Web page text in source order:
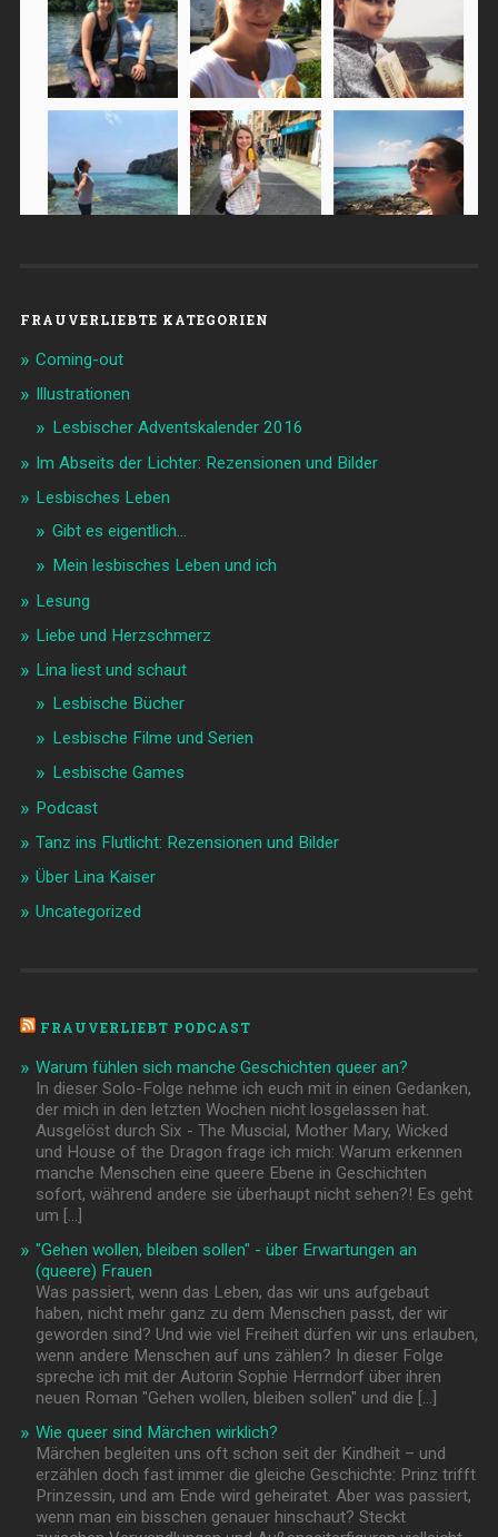
FRAUVERLIEBTE KATEGORIEN
Coming-out
Illustrationen
Lesbischer Adventskalender 2016
Im Abseits der Lichter: Rezensionen und Bilder
Lesbisches Leben
Gibt es eigentlich…
Mein lesbisches Leben und ich
Lesung
Liebe und Herzschmerz
Lina liest und schaut
Lesbische Bücher
Lesbische Filme und Serien
Lesbische Games
Podcast
Tanz ins Flutlicht: Rezensionen und Bilder
Über Lina Kaiser
Uncategorized
FRAUVERLIEBT PODCAST
Warum fühlen sich manche Geschichten queer an?
In dieser Solo-Folge nehme ich euch mit in einen Gedanken,
der mich in den letzten Wochen nicht losgelassen hat.
Ausgelöst durch Six - The Muscial, Mother Mary, Wicked
und House of the Dragon frage ich mich: Warum erkennen
manche Menschen eine queere Ebene in Geschichten
sofort, während andere sie überhaupt nicht sehen?! Es geht
um […]
"Gehen wollen, bleiben sollen" - über Erwartungen an
(queere) Frauen
Was passiert, wenn das Leben, das wir uns aufgebaut
haben, nicht mehr ganz zu dem Menschen passt, der wir
geworden sind? Und wie viel Freiheit dürfen wir uns erlauben,
wenn andere Menschen auf uns zählen? In dieser Folge
spreche ich mit der Autorin Sophie Herrndorf über ihren
neuen Roman "Gehen wollen, bleiben sollen" und die […]
Wie queer sind Märchen wirklich?
Märchen begleiten uns oft schon seit der Kindheit – und
erzählen doch fast immer die gleiche Geschichte: Prinz trifft
Prinzessin, und am Ende wird geheiratet. Aber was passiert,
wenn man ein bisschen genauer hinschaut? Steckt